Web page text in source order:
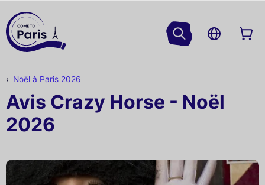
Noël à Paris 2026
Avis Crazy Horse - Noël
2026